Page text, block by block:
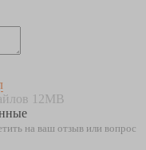
12MB
на ваш отзыв или вопрос